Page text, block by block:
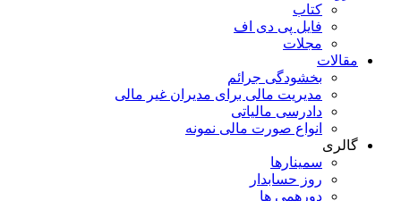
کتاب
فایل پی دی اف
مجلات
مقالات
بخشودگی جرائم
مدیریت مالی برای مدیران غیر مالی
دادرسی مالیاتی
انواع صورت مالی نمونه
گالری
سمینارها
روز حسابدار
دورهمی ها